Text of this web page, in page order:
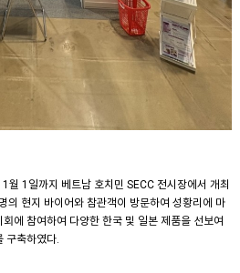
1일까지 베트남 호치민 SECC 전시장에서 개최
의 현지 바이어와 참관객이 방문하여 성황리에 마
에 참여하여 다양한 한국 및 일본 제품을 선보여
구축하였다.